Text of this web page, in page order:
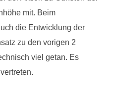
mit. Beim
die Entwicklung der
zu den vorigen 2
viel getan. Es